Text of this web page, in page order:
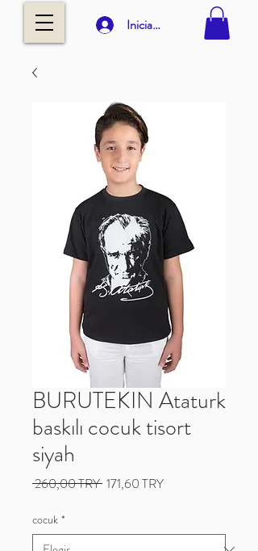
Iniciar sesión
BURUTEKIN Ataturk
baskılı cocuk tisort
siyah
260,00 TRY Precio
171,60 TRYPrecio
cocuk *